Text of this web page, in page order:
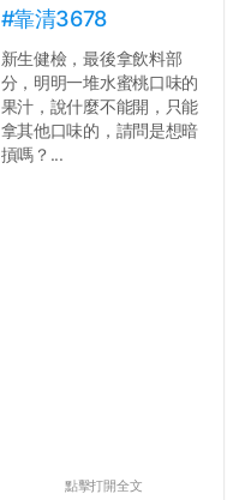
#靠清3678
新生健檢，最後拿飲料部
分，明明一堆水蜜桃口味的
果汁，說什麼不能開，只能
拿其他口味的，請問是想暗
摃嗎？...
點擊打開全文